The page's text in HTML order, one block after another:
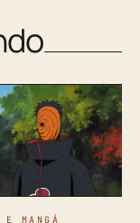
MANGÁ